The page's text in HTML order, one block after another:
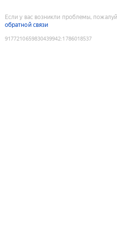
Если у вас возникли проблемы,
обратной связи
9177210659830439942:1786018537